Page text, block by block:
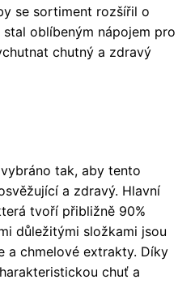
se sortiment rozšířil o
oblíbeným nápojem pro
chutný a zdravý
tak, aby tento
a zdravý. Hlavní
tvoří přibližně 90%
důležitými složkami jsou
a chmelové extrakty. Díky
chuť a